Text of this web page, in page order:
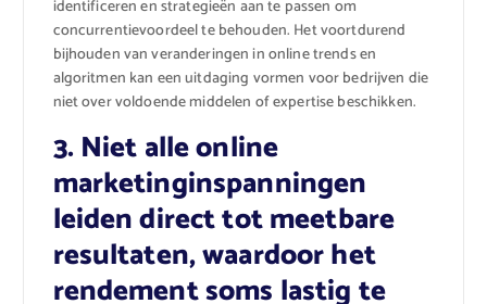
identificeren en strategieën aan te passen om
concurrentievoordeel te behouden. Het voortdurend
bijhouden van veranderingen in online trends en
algoritmen kan een uitdaging vormen voor bedrijven die
niet over voldoende middelen of expertise beschikken.
3. Niet alle online
marketinginspanningen
leiden direct tot meetbare
resultaten, waardoor het
rendement soms lastig te